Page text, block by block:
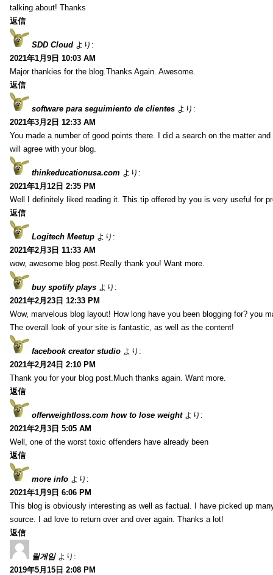
talking about! Thanks
返信
SDD Cloud より:
2021年1月9日 10:03 AM
Major thankies for the blog.Thanks Again. Awesome.
返信
software para seguimiento de clientes より:
2021年3月2日 12:33 AM
You made a number of good points there. I did a search on the matter
will agree with your blog.
thinkeducationusa.com より:
2021年1月12日 2:35 PM
Well I definitely liked reading it. This tip offered by you is very useful for
返信
Logitech Meetup より:
2021年2月3日 11:33 AM
wow, awesome blog post.Really thank you! Want more.
buy spotify plays より:
2021年2月23日 12:33 PM
Wow, marvelous blog layout! How long have you been blogging for? you
The overall look of your site is fantastic, as well as the content!
facebook creator studio より:
2021年2月24日 2:10 PM
Thank you for your blog post.Much thanks again. Want more.
返信
offerweightloss.com how to lose weight より:
2021年2月3日 5:05 AM
Well, one of the worst toxic offenders have already been
返信
more info より:
2021年1月9日 6:06 PM
This blog is obviously interesting as well as factual. I have picked up
source. I ad love to return over and over again. Thanks a lot!
返信
릴게임 より:
2019年5月15日 2:08 PM